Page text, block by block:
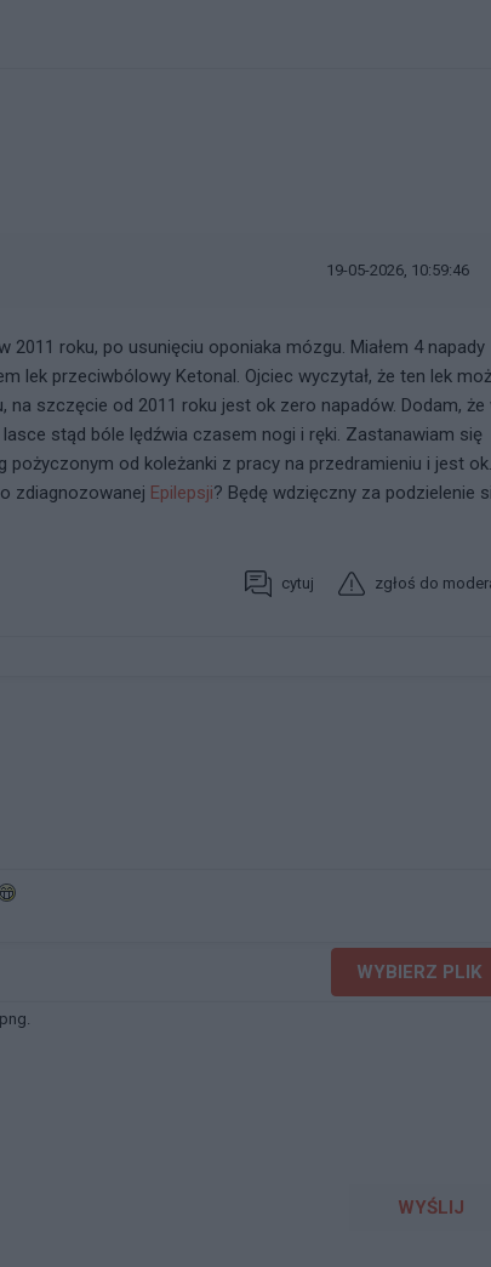
19-05-2026, 10:59:46
2011 roku, po usunięciu oponiaka mózgu. Miałem 4 napady
lek przeciwbólowy Ketonal. Ojciec wyczytał, że ten lek
szczęcie od 2011 roku jest ok zero napadów. Dodam, że
stąd bóle lędźwia czasem nogi i ręki. Zastanawiam się
pożyczonym od koleżanki z pracy na przedramieniu i jest ok.
zdiagnozowanej Epilepsji? Będę wdzięczny za podzielenie
cytuj zgłoś do
WYBIERZ PLIK
WYŚLIJ